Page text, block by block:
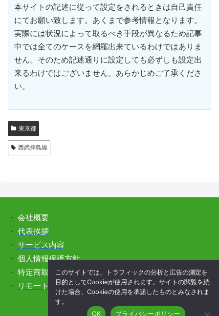
本サイトの記述に従って設定をされるときは自己責任
にてお願い致します。あくまで参考情報となります。
実際には状況によって取るべき手段が異なるため記事
中では全てのケースを網羅出来ているわけではありま
せん。そのため記述通りに設定しても必ずしも設定出
来るわけではございません。あらかじめご了承くださ
い。
東京都
西武拝島線
・ 会社概要
・ 代表挨拶
・ サービス内容
・ 個人情報保護方針
・ 特定商取引法に基づく表記
・
リモートサポートをご希望の方はこちら
このサイトでは、トラフィックの分析と広告の測定を
目的としてCookieが使用されます。サイトの閲覧を続
けた場合、Cookieの使用を承諾したものとみなされま
す。
OK
プライバシーポリシー